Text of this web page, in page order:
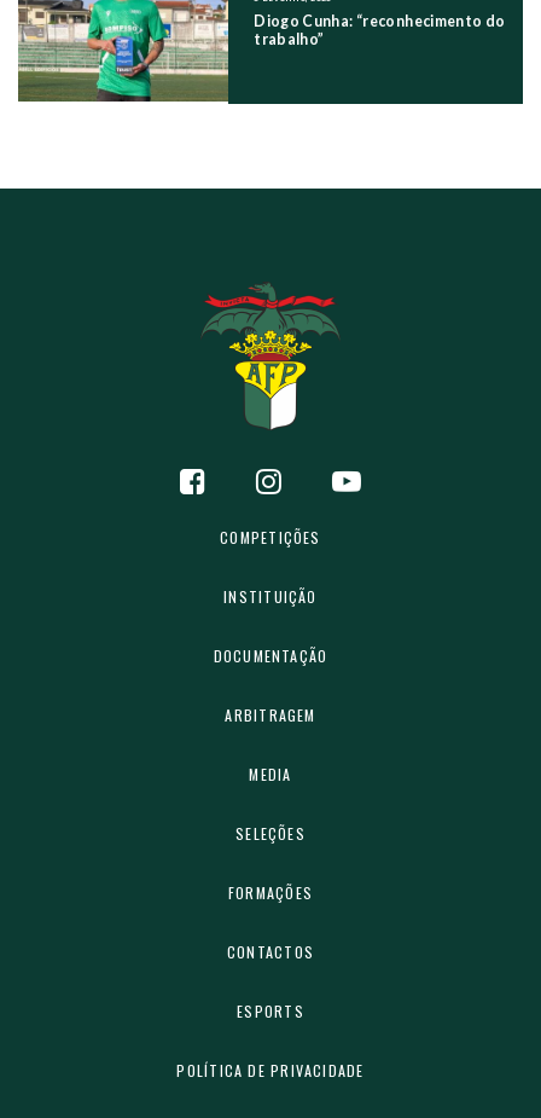
Diogo Cunha: “reconhecimento do
trabalho”
COMPETIÇÕES
INSTITUIÇÃO
DOCUMENTAÇÃO
ARBITRAGEM
MEDIA
SELEÇÕES
FORMAÇÕES
CONTACTOS
ESPORTS
POLÍTICA DE PRIVACIDADE